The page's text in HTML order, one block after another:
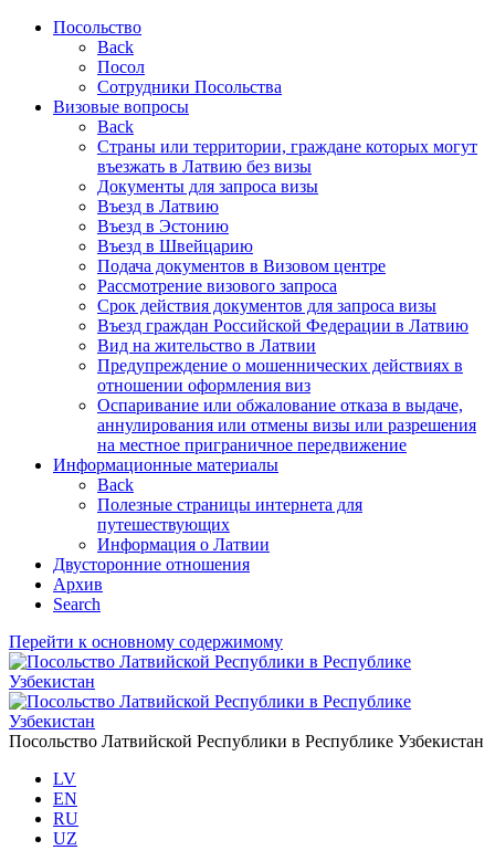
Посольство
Back
Посол
Сотрудники Посольства
Визовые вопросы
Back
Страны или территории, граждане которых могут
въезжать в Латвию без визы
Документы для запроса визы
Въезд в Латвию
Въезд в Эстонию
Въезд в Швейцарию
Подача документов в Визовом центре
Рассмотрение визового запроса
Срок действия документов для запроса визы
Въезд граждан Российской Федерации в Латвию
Вид на жительство в Латвии
Предупреждение о мошеннических действиях в
отношении оформления виз
Оспаривание или обжалование отказа в выдаче,
аннулирования или отмены визы или разрешения
на местное приграничное передвижение
Информационные материалы
Back
Полезные страницы интернета для
путешествующих
Информация о Латвии
Двусторонние отношения
Aрхив
Search
Перейти к основному содержимому
Посольство Латвийской Республики в Республике Узбекистан
LV
EN
RU
UZ